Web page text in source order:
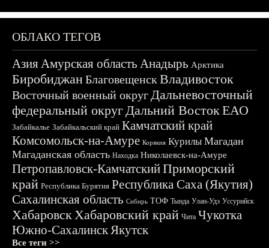
ОБЛАКО ТЕГОВ
АзияАмурская область Анадырь Арктика
БиробиджанБлаговещенскВладивосток
Восточный военный округДальневосточный
федеральный округДальний ВостокЕАО
Забайкалье Забайкальский край Камчатский край
Комсомольск-на-Амуре Корякия Курилы Магадан
Магаданская область Находка Николаевск-на-Амуре
Петропавловск-КамчатскийПриморский
край Республика Бурятия Республика Саха (Якутия)
Сахалинская область Сибирь ТОФ Тында Улан-Удэ Уссурийск
ХабаровскХабаровский край Чита Чукотка
Южно-СахалинскЯкутск
Все теги >>